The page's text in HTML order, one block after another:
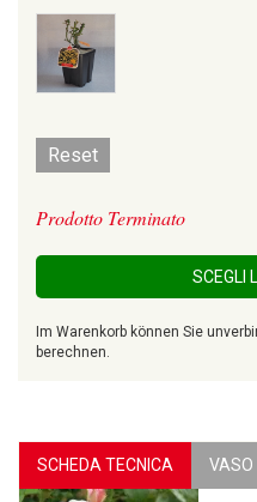
Reset
Prodotto Terminato
SCEGLI
Im Warenkorb können Sie
berechnen.
SCHEDA TECNICA VASO